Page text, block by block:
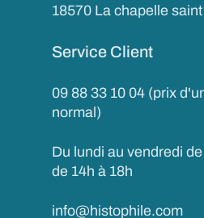
18570 La chapelle
Service Client
09 88 33 10 04 (prix
normal)
Du lundi au vendredi
de 14h à 18h
info@histophile.com